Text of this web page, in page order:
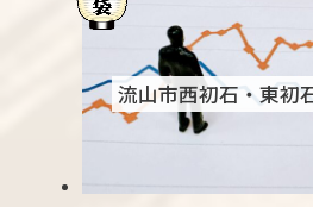
流山市西初石・東初